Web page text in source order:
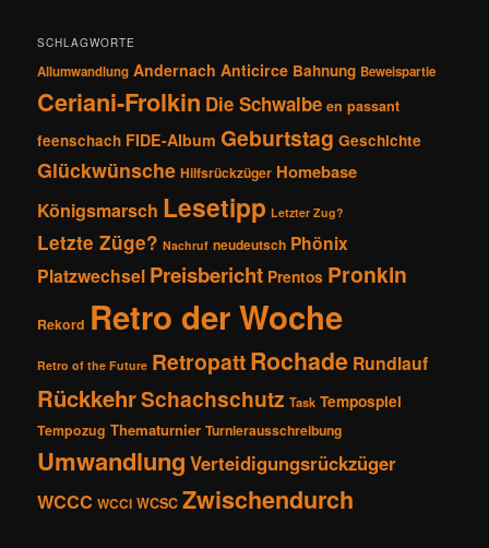
SCHLAGWORTE
Allumwandlung Andernach Anticirce Bahnung Beweispartie
Ceriani-Frolkin Die Schwalbe en passant
feenschach FIDE-Album Geburtstag Geschichte
Glückwünsche Hilfsrückzüger Homebase
Königsmarsch Lesetipp Letzter Zug?
Letzte Züge? Nachruf neudeutsch Phönix
Platzwechsel Preisbericht Prentos Pronkin
Rekord Retro der Woche
Retro of the Future RetropattRochade Rundlauf
RückkehrSchachschutz Task Tempospiel
Tempozug Thematurnier Turnierausschreibung
Umwandlung Verteidigungsrückzüger
WCCC WCCI WCSC Zwischendurch